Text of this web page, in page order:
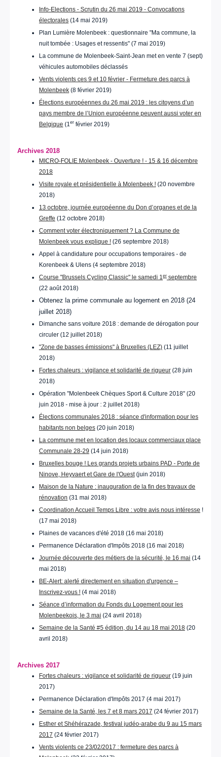
Info-Elections - Scrutin du 26 mai 2019 - Convocations
électorales (14 mai 2019)
Plan Lumière Molenbeek : questionnaire "Ma commune, la
nuit tombée : Usages et ressentis" (7 mai 2019)
La commune de Molenbeek-Saint-Jean met en vente 7 (sept)
véhicules automobiles déclassés
Vents violents ces 9 et 10 février - Fermeture des parcs à
Molenbeek (8 février 2019)
Élections européennes du 26 mai 2019 : les citoyens d’un
pays membre de l’Union européenne peuvent aussi voter en
Belgique (1 er février 2019)
Archives 2018
MICRO-FOLIE Molenbeek - Ouverture ! - 15 & 16 décembre
2018
Visite royale et présidentielle à Molenbeek ! (20 novembre
2018)
13 octobre, journée européenne du Don d’organes et de la
Greffe (12 octobre 2018)
Comment voter électroniquement ? La Commune de
Molenbeek vous explique ! (26 septembre 2018)
Appel à candidature pour occupations temporaires - de
Korenbeek & Ulens (4 septembre 2018)
Course "Brussels Cycling Classic" le samedi 1er septembre
(22 août 2018)
Obtenez la prime communale au logement en 2018 (24
juillet 2018)
Dimanche sans voiture 2018 : demande de dérogation pour
circuler (12 juillet 2018)
"Zone de basses émissions" à Bruxelles (LEZ) (11 juillet
2018)
Fortes chaleurs : vigilance et solidarité de rigueur (28 juin
2018)
Opération "Molenbeek Chèques Sport & Culture 2018" (20
juin 2018 - mise à jour : 2 juillet 2018)
É lections communales 2018 : séance d'information pour les
habitants non belges (20 juin 2018)
La commune met en location des locaux commerciaux place
Communale 28-29 (14 juin 2018)
Bruxelles bouge ! Les grands projets urbains PAD - Porte de
Ninove, Heyvaert et Gare de l'Ouest(juin 2018)
Maison de la Nature : inauguration de la fin des travaux de
rénovation (31 mai 2018)
Coordination Accueil Temps Libre : votre avis nous intéresse !
(17 mai 2018)
Plaines de vacances d'été 2018 (16 mai 2018)
Permanence Déclaration d'Impôts 2018 (16 mai 2018)
Journée découverte des métiers de la sécurité, le 16 mai (14
mai 2018)
BE-Alert: alerté directement en situation d'urgence –
Inscrivez-vous ! (4 mai 2018)
Séance d’information du Fonds du Logement pour les
Molenbeekois, le 3 mai (24 avril 2018)
Semaine de la Santé #5 édition, du 14 au 18 mai 2018 (20
avril 2018)
Archives 2017
Fortes chaleurs : vigilance et solidarité de rigueur (19 juin
2017)
Permanence Déclaration d'Impôts 2017 (4 mai 2017)
Semaine de la Santé, les 7 et 8 mars 2017 (24 février 2017)
Esther et Shéhérazade, festival judéo-arabe du 9 au 15 mars
2017 (24 février 2017)
Vents violents ce 23/02/2017 : fermeture des parcs à